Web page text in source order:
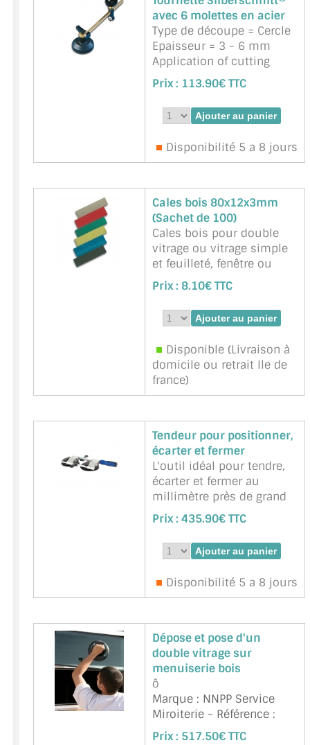
contrôlée et au millim&eg
...suite
Marque : BOHLE -
Référence : BO 650.20
avec 6 molettes en acier
Type de découpe = Cercle
Epaisseur = 3 - 6 mm
Application of cutting
fluid = sec
Poignée en métal
Molettes = acier
Molettes et barillet
facilement
Marque : BOHLE -
Référence :BOHLE-
BO514.0
Prix : 113.90€ TTC
Disponibilité 5 a 8 jours
Cales bois 80x12x3mm
(Sachet de 100)
Cales bois pour double
vitrage ou vitrage simple
et feuilleté, fenêtre ou
châssis de verrières en
métal. Longueur 80mm,
largeur 12mm, épaisseur
3mm. En bois dur
résistance à la pression.
Marque : BOHLE -
Référence :
Prix : 8.10€ TTC
Disponible (Livraison à
domicile ou retrait Ile de
france)
Tendeur pour positionner,
écarter et fermer
L'outil idéal pour tendre,
écarter et fermer au
millimètre près de grand
plateaux lisses. Convient
particulièrement au
collage bord à bord de
plans de travail ou de
Approprié aux matériaux à
plastique, le m&eacut ...
suite
Marque : BOHLE -
Référence :
Prix : 435.90€ TTC
Disponibilité 5 a 8 jours
Dépose et pose d'un
double vitrage sur
menuiserie bois
ô
Marque : NNPP Service
Miroiterie - Référence :
VMS-PoseDV
Prix : 517.50€ TTC